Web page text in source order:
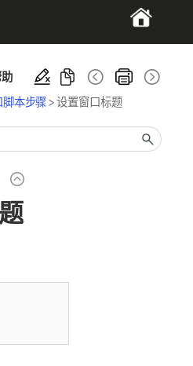
脚本步骤> 设置窗口标题